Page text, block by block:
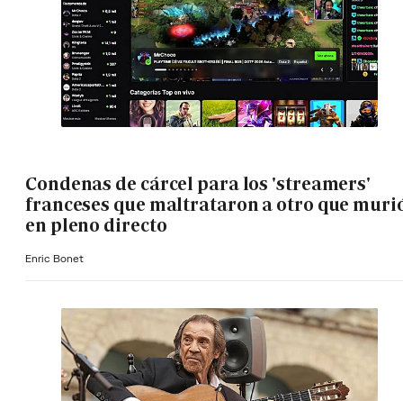
Condenas de cárcel para los 'streamers'
franceses que maltrataron a otro que
en pleno directo
Enric Bonet